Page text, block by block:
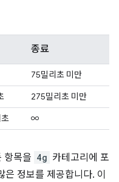
종료
75밀리초 미만
275밀리초 미만
∞
항목을 4g 카테고리에 포
은 정보를 제공합니다. 이